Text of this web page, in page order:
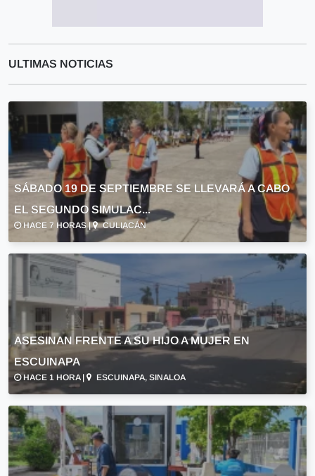
ULTIMAS NOTICIAS
SÁBADO 19 DE SEPTIEMBRE SE LLEVARÁ A CABO
EL SEGUNDO SIMULAC...
HACE 7 HORAS | CULIACÁN
ASESINAN FRENTE A SU HIJO A MUJER EN
ESCUINAPA
HACE 1 HORA | ESCUINAPA, SINALOA